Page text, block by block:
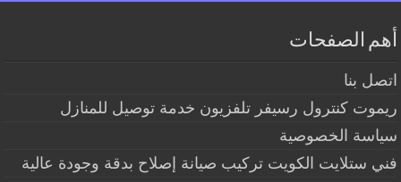
أهم الصفحات
اتصل بنا
ريموت كنترول رسيفر تلفزيون خدمة توصيل للمنازل
سياسة الخصوصية
فني ستلايت الكويت تركيب صيانة إصلاح بدقة وجودة عالية